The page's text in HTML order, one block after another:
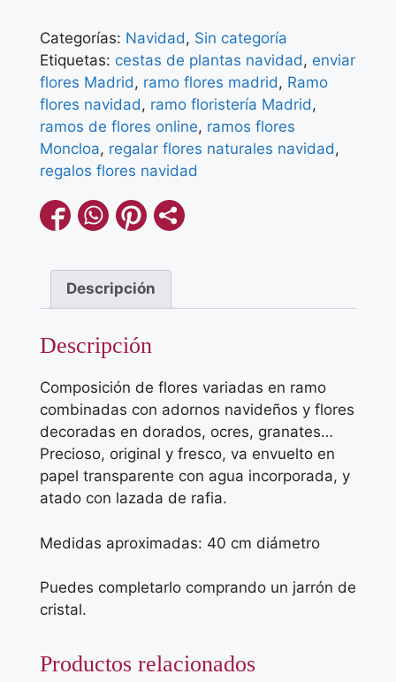
Categorías: Navidad, Sin categoría
Etiquetas: cestas de plantas navidad, enviar
flores Madrid, ramo flores madrid, Ramo
flores navidad, ramo floristería Madrid,
ramos de flores online, ramos flores
Moncloa, regalar flores naturales navidad,
regalos flores navidad
Descripción
Descripción
Composición de flores variadas en ramo
combinadas con adornos navideños y flores
decoradas en dorados, ocres, granates…
Precioso, original y fresco, va envuelto en
papel transparente con agua incorporada, y
atado con lazada de rafia.
Medidas aproximadas: 40 cm diámetro
Puedes completarlo comprando un jarrón de
cristal.
Productos relacionados